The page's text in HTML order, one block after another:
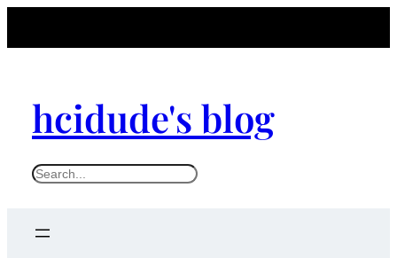
hcidude's blog
S